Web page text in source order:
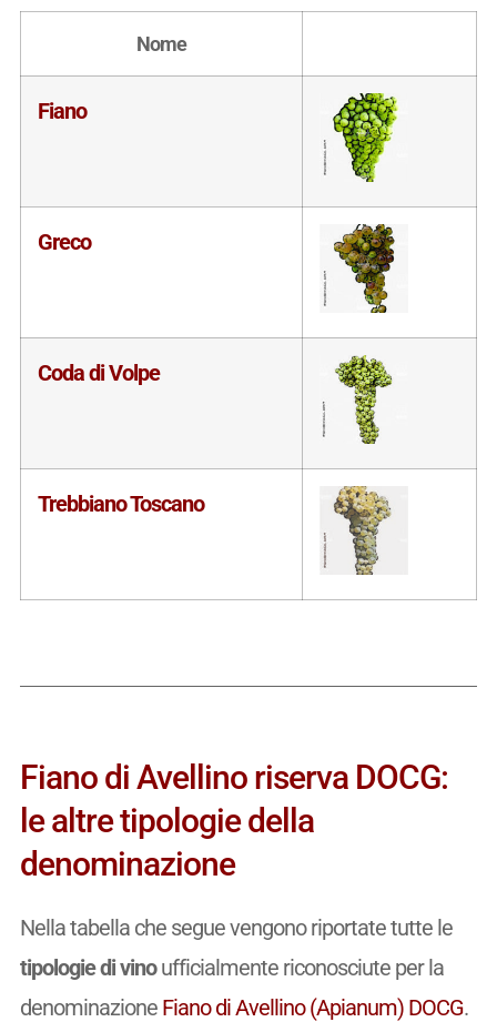
Nome
Fiano
Greco
Coda di Volpe
Trebbiano Toscano
Fiano di Avellino riserva DOCG:
le altre tipologie della
denominazione
Nella tabella che segue vengono riportate tutte le
tipologie di vinoufficialmente riconosciute per la
denominazione Fiano di Avellino (Apianum) DOCG.